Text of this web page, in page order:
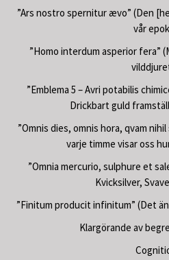
”Ars nostro spernitur ævo” (Den
vår
”Homo interdum asperior fera”
”Emblema 5 – Avri potabilis
Drickbart guld
”Omnis dies, omnis hora, qvam
varje timme visar oss
”Omnia mercurio, sulphure et
Kvicksilver,
”Finitum producit infinitum” (Det
Klargörande av